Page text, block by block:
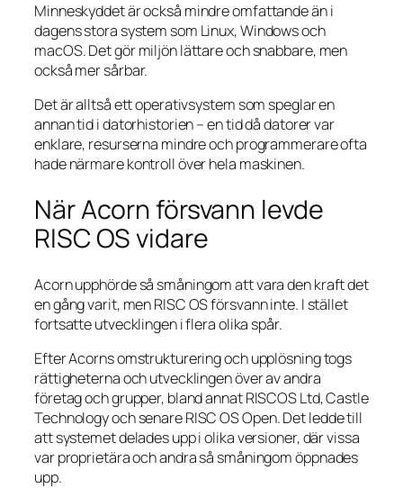
Minneskyddet är också mindre omfattande än i
dagens stora system som Linux, Windows och
macOS. Det gör miljön lättare och snabbare, men
också mer sårbar.
Det är alltså ett operativsystem som speglar en
annan tid i datorhistorien – en tid då datorer var
enklare, resurserna mindre och programmerare ofta
hade närmare kontroll över hela maskinen.
När Acorn försvann levde
RISC OS vidare
Acorn upphörde så småningom att vara den kraft det
en gång varit, men RISC OS försvann inte. I stället
fortsatte utvecklingen i flera olika spår.
Efter Acorns omstrukturering och upplösning togs
rättigheterna och utvecklingen över av andra
företag och grupper, bland annat RISCOS Ltd, Castle
Technology och senare RISC OS Open. Det ledde till
att systemet delades upp i olika versioner, där vissa
var proprietära och andra så småningom öppnades
upp.